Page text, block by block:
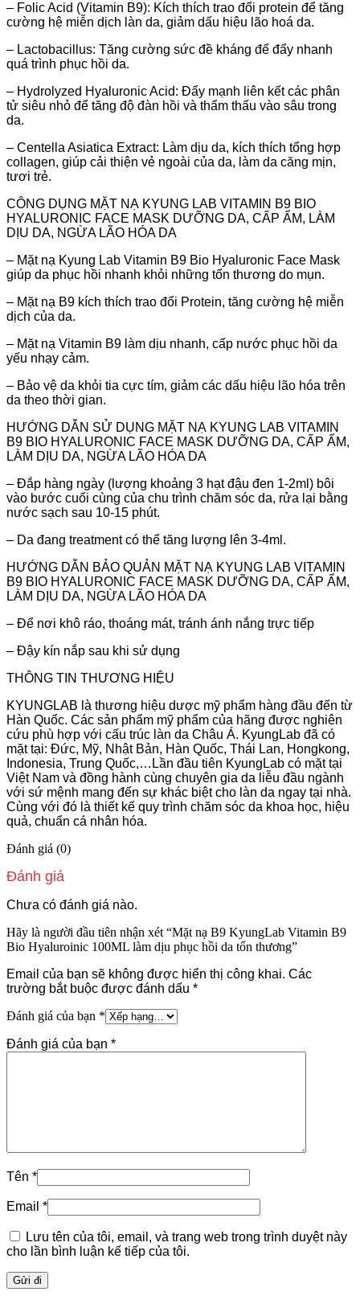
– Folic Acid (Vitamin B9): Kích thích trao đổi protein để tăng
cường hệ miễn dịch làn da, giảm dấu hiệu lão hoá da.
– Lactobacillus: Tăng cường sức đề kháng để đẩy nhanh
quá trình phục hồi da.
– Hydrolyzed Hyaluronic Acid: Đẩy mạnh liên kết các phân
tử siêu nhỏ để tăng độ đàn hồi và thẩm thấu vào sâu trong
da.
– Centella Asiatica Extract: Làm dịu da, kích thích tổng hợp
collagen, giúp cải thiện vẻ ngoài của da, làm da căng mịn,
tươi trẻ.
CÔNG DỤNG MẶT NẠ KYUNG LAB VITAMIN B9 BIO
HYALURONIC FACE MASK DƯỠNG DA, CẤP ẨM, LÀM
DỊU DA, NGỪA LÃO HÓA DA
– Mặt nạ Kyung Lab Vitamin B9 Bio Hyaluronic Face Mask
giúp da phục hồi nhanh khỏi những tổn thương do mụn.
– Mặt nạ B9 kích thích trao đổi Protein, tăng cường hệ miễn
dịch của da.
– Mặt nạ Vitamin B9 làm dịu nhanh, cấp nước phục hồi da
yếu nhạy cảm.
– Bảo vệ da khỏi tia cực tím, giảm các dấu hiệu lão hóa trên
da theo thời gian.
HƯỚNG DẪN SỬ DỤNG MẶT NẠ KYUNG LAB VITAMIN
B9 BIO HYALURONIC FACE MASK DƯỠNG DA, CẤP ẨM,
LÀM DỊU DA, NGỪA LÃO HÓA DA
– Đắp hàng ngày (lượng khoảng 3 hạt đậu đen 1-2ml) bôi
vào bước cuối cùng của chu trình chăm sóc da, rửa lại bằng
nước sạch sau 10-15 phút.
– Da đang treatment có thể tăng lượng lên 3-4ml.
HƯỚNG DẪN BẢO QUẢN MẶT NẠ KYUNG LAB VITAMIN
B9 BIO HYALURONIC FACE MASK DƯỠNG DA, CẤP ẨM,
LÀM DỊU DA, NGỪA LÃO HÓA DA
– Để nơi khô ráo, thoáng mát, tránh ánh nắng trực tiếp
– Đậy kín nắp sau khi sử dụng
THÔNG TIN THƯƠNG HIỆU
KYUNGLAB là thương hiệu dược mỹ phẩm hàng đầu đến từ
Hàn Quốc. Các sản phẩm mỹ phẩm của hãng được nghiên
cứu phù hợp với cấu trúc làn da Châu Á. KyungLab đã có
mặt tại: Đức, Mỹ, Nhật Bản, Hàn Quốc, Thái Lan, Hongkong,
Indonesia, Trung Quốc,…Lần đầu tiên KyungLab có mặt tại
Việt Nam và đồng hành cùng chuyên gia da liễu đầu ngành
với sứ mệnh mang đến sự khác biệt cho làn da ngay tại nhà.
Cùng với đó là thiết kế quy trình chăm sóc da khoa học, hiệu
quả, chuẩn cá nhân hóa.
Đánh giá (0)
Đánh giá
Chưa có đánh giá nào.
Hãy là người đầu tiên nhận xét “Mặt nạ B9 KyungLab Vitamin B9
Bio Hyaluroinic 100ML làm dịu phục hồi da tổn thương”
Email của bạn sẽ không được hiển thị công khai. Các
trường bắt buộc được đánh dấu *
Đánh giá của bạn *
Đánh giá của bạn *
Tên *
Email *
Lưu tên của tôi, email, và trang web trong trình duyệt này
cho lần bình luận kế tiếp của tôi.